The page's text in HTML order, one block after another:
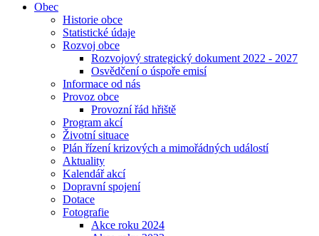
Obec
Historie obce
Statistické údaje
Rozvoj obce
Rozvojový strategický dokument 2022 - 2027
Osvědčení o úspoře emisí
Informace od nás
Provoz obce
Provozní řád hřiště
Program akcí
Životní situace
Plán řízení krizových a mimořádných událostí
Aktuality
Kalendář akcí
Dopravní spojení
Dotace
Fotografie
Akce roku 2024